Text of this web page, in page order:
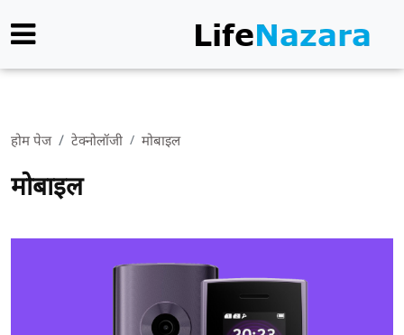
होम पेज टेक्नोलॉजी मोबाइल
मोबाइल